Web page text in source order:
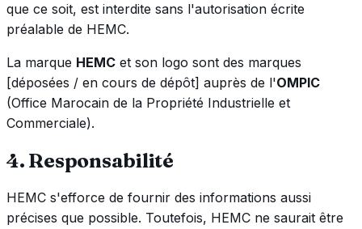
que ce soit, est interdite sans l'autorisation écrite
préalable de HEMC.
La marque HEMC et son logo sont des marques
[déposées / en cours de dépôt] auprès de l'OMPIC
(Office Marocain de la Propriété Industrielle et
Commerciale).
4. Responsabilité
HEMC s'efforce de fournir des informations aussi
précises que possible. Toutefois, HEMC ne saurait être